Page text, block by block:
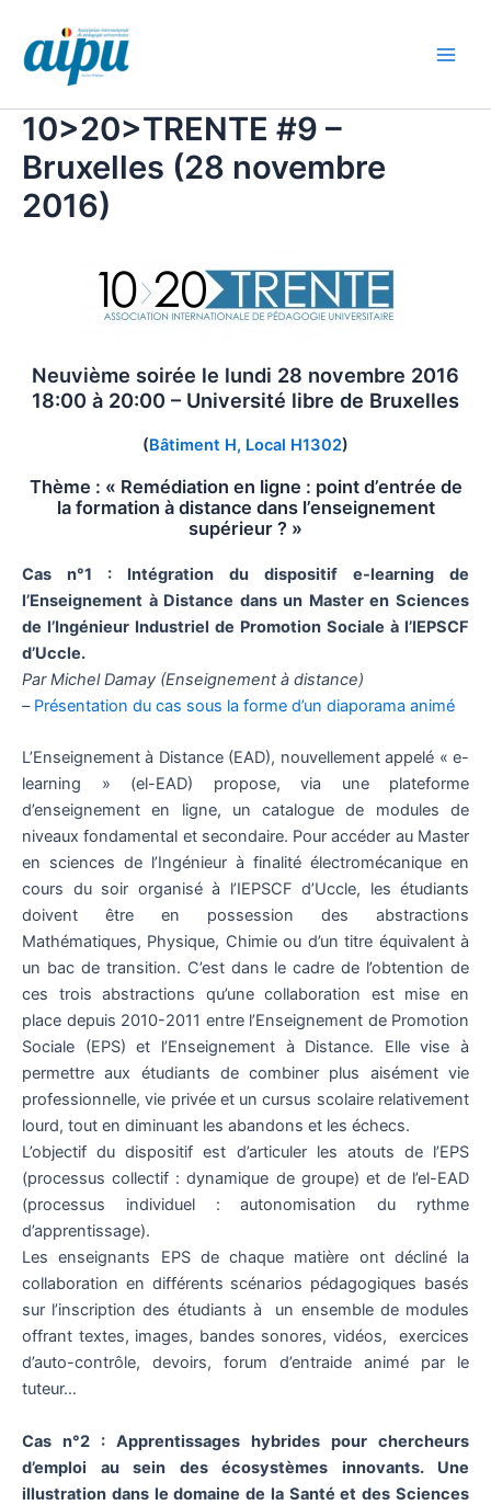
contenu
10>20>TRENTE #9 –
Bruxelles (28 novembre
2016)
Neuvième soirée le lundi 28 novembre 2016
18:00 à 20:00 – Université libre de Bruxelles
(Bâtiment H, Local H1302)
Thème : « Remédiation en ligne : point d’entrée de
la formation à distance dans l’enseignement
supérieur ? »
Cas n°1 : Intégration du dispositif e-learning de
l’Enseignement à Distance dans un Master en Sciences
de l’Ingénieur Industriel de Promotion Sociale à l’IEPSCF
d’Uccle.
Par Michel Damay (Enseignement à distance)
– Présentation du cas sous la forme d’un diaporama animé
L’Enseignement à Distance (EAD), nouvellement appelé « e-
learning » (el-EAD) propose, via une plateforme
d’enseignement en ligne, un catalogue de modules de
niveaux fondamental et secondaire. Pour accéder au Master
en sciences de l’Ingénieur à finalité électromécanique en
cours du soir organisé à l’IEPSCF d’Uccle, les étudiants
doivent être en possession des abstractions
Mathématiques, Physique, Chimie ou d’un titre équivalent à
un bac de transition. C’est dans le cadre de l’obtention de
ces trois abstractions qu’une collaboration est mise en
place depuis 2010-2011 entre l’Enseignement de Promotion
Sociale (EPS) et l’Enseignement à Distance. Elle vise à
permettre aux étudiants de combiner plus aisément vie
professionnelle, vie privée et un cursus scolaire relativement
lourd, tout en diminuant les abandons et les échecs.
L’objectif du dispositif est d’articuler les atouts de l’EPS
(processus collectif : dynamique de groupe) et de l’el-EAD
(processus individuel : autonomisation du rythme
d’apprentissage).
Les enseignants EPS de chaque matière ont décliné la
collaboration en différents scénarios pédagogiques basés
sur l’inscription des étudiants à un ensemble de modules
offrant textes, images, bandes sonores, vidéos, exercices
d’auto-contrôle, devoirs, forum d’entraide animé par le
tuteur…
Cas n°2 : Apprentissages hybrides pour chercheurs
d’emploi au sein des écosystèmes innovants. Une
illustration dans le domaine de la Santé et des Sciences